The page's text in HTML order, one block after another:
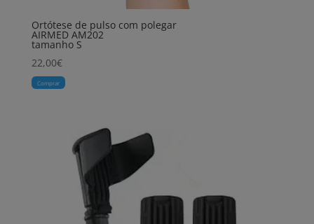
Ortótese de pulso com polegar
AIRMED AM202
tamanho S
22,00€
Comprar